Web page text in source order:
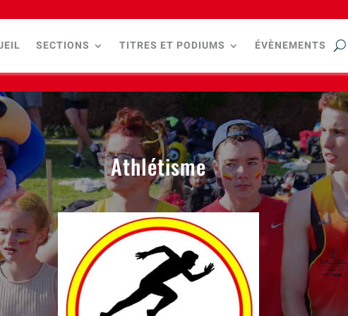
SECTIONS TITRES ET PODIUMS ÉVÈNEMENTS
Athlétisme